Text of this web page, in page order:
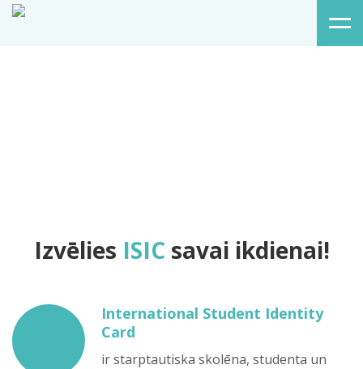
Izvēlies ISIC savai ikdienai!
International Student Identity
Card
ir starptautiska skolēna, studenta un